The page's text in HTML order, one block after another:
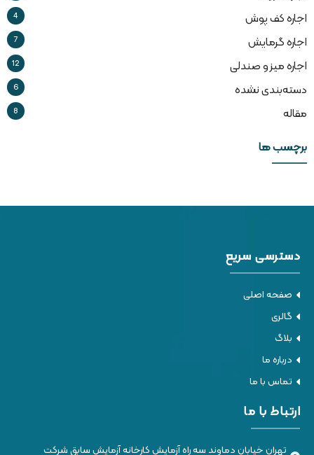
اجاره کف پوش 4
اجاره گرمایش 7
اجاره میز و صندلی 12
دسته‌بندی نشده 6
مقاله 8
برچسب ها
دسترسی سریع
صفحه اصلی
گالری
بلاگ
درباره ما
تماس با ما
ارتباط با ما
تهران خیابان دماوند سه راه آزمایش کارخانه آزمایش سابق شرکت